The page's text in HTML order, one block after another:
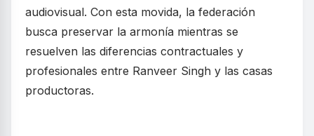
audiovisual. Con esta movida, la federación
busca preservar la armonía mientras se
resuelven las diferencias contractuales y
profesionales entre Ranveer Singh y las casas
productoras.